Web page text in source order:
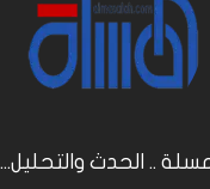
.. الحدث والتحليل...